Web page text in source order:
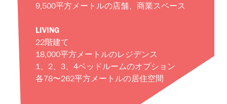
9,500平方メートルの店舗、商業スペース
LIVING
22階建て
18,000平方メートルのレジデンス
1、2、3、4ベッドルームのオプション
各78〜262平方メートルの居住空間